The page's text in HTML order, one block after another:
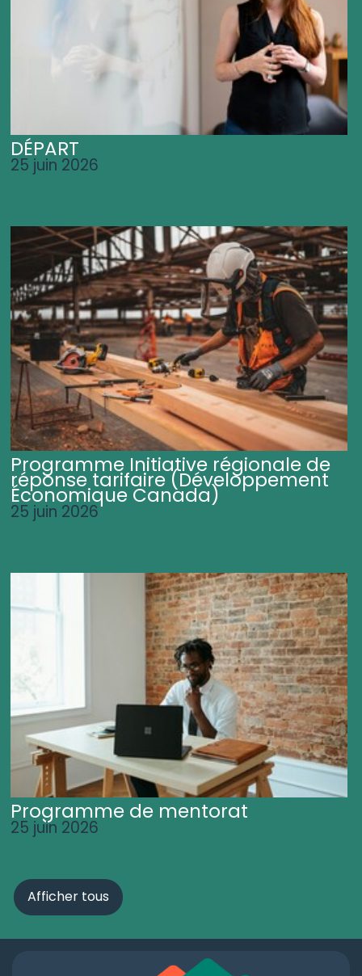
DÉPART
25 juin 2026
Programme Initiative régionale de
réponse tarifaire (Développement
Économique Canada)
25 juin 2026
Programme de mentorat
25 juin 2026
Afficher tous